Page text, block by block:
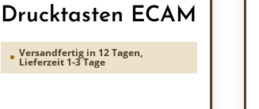
Drucktasten ECAM
Versandfertig in 12 Tagen,
Lieferzeit 1-3 Tage